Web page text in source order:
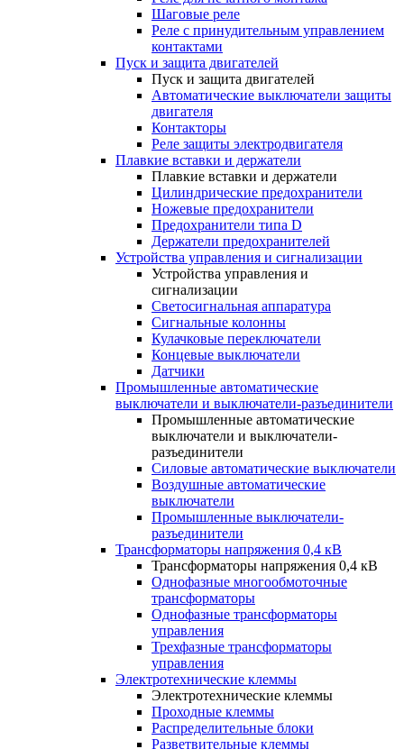
Шаговые реле
Реле с принудительным управлением
контактами
Пуск и защита двигателей
Пуск и защита двигателей
Автоматические выключатели защиты
двигателя
Контакторы
Реле защиты электродвигателя
Плавкие вставки и держатели
Плавкие вставки и держатели
Цилиндрические предохранители
Ножевые предохранители
Предохранители типа D
Держатели предохранителей
Устройства управления и сигнализации
Устройства управления и
сигнализации
Светосигнальная аппаратура
Сигнальные колонны
Кулачковые переключатели
Концевые выключатели
Датчики
Промышленные автоматические
выключатели и выключатели-разъединители
Промышленные автоматические
выключатели и выключатели-
разъединители
Силовые автоматические выключатели
Воздушные автоматические
выключатели
Промышленные выключатели-
разъединители
Трансформаторы напряжения 0,4 кВ
Трансформаторы напряжения 0,4 кВ
Однофазные многообмоточные
трансформаторы
Однофазные трансформаторы
управления
Трехфазные трансформаторы
управления
Электротехнические клеммы
Электротехнические клеммы
Проходные клеммы
Распределительные блоки
Разветвительные клеммы